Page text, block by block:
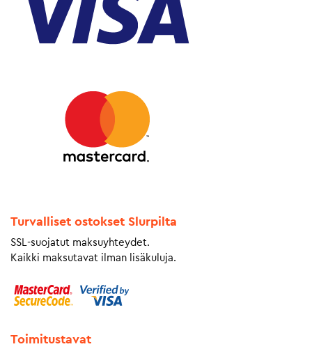
Turvalliset ostokset Slurpilta
SSL-suojatut maksuyhteydet.
Kaikki maksutavat ilman lisäkuluja.
Toimitustavat